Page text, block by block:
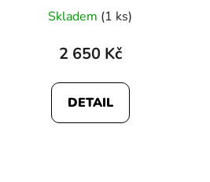
Skladem (1 ks)
2 650 Kč
DETAIL